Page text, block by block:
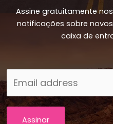
Assine gratuitamente
notificações sobre
caixa de
Assinar